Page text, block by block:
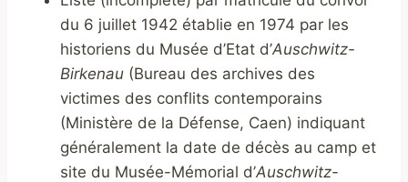
du 6 juillet 1942 établie en 1974 par les
historiens du Musée d’Etat d’Auschwitz-
Birkenau (Bureau des archives des
victimes des conflits contemporains
(Ministère de la Défense, Caen) indiquant
généralement la date de décès au camp et
site du Musée-Mémorial d’Auschwitz-